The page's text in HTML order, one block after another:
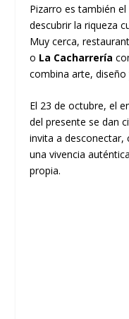
Pizarro es también
descubrir la riqueza
Muy cerca,
o La Cacharrería
combina arte, diseño
El 23 de octubre, el
del presente se dan
invita a desconectar,
una vivencia
propia.